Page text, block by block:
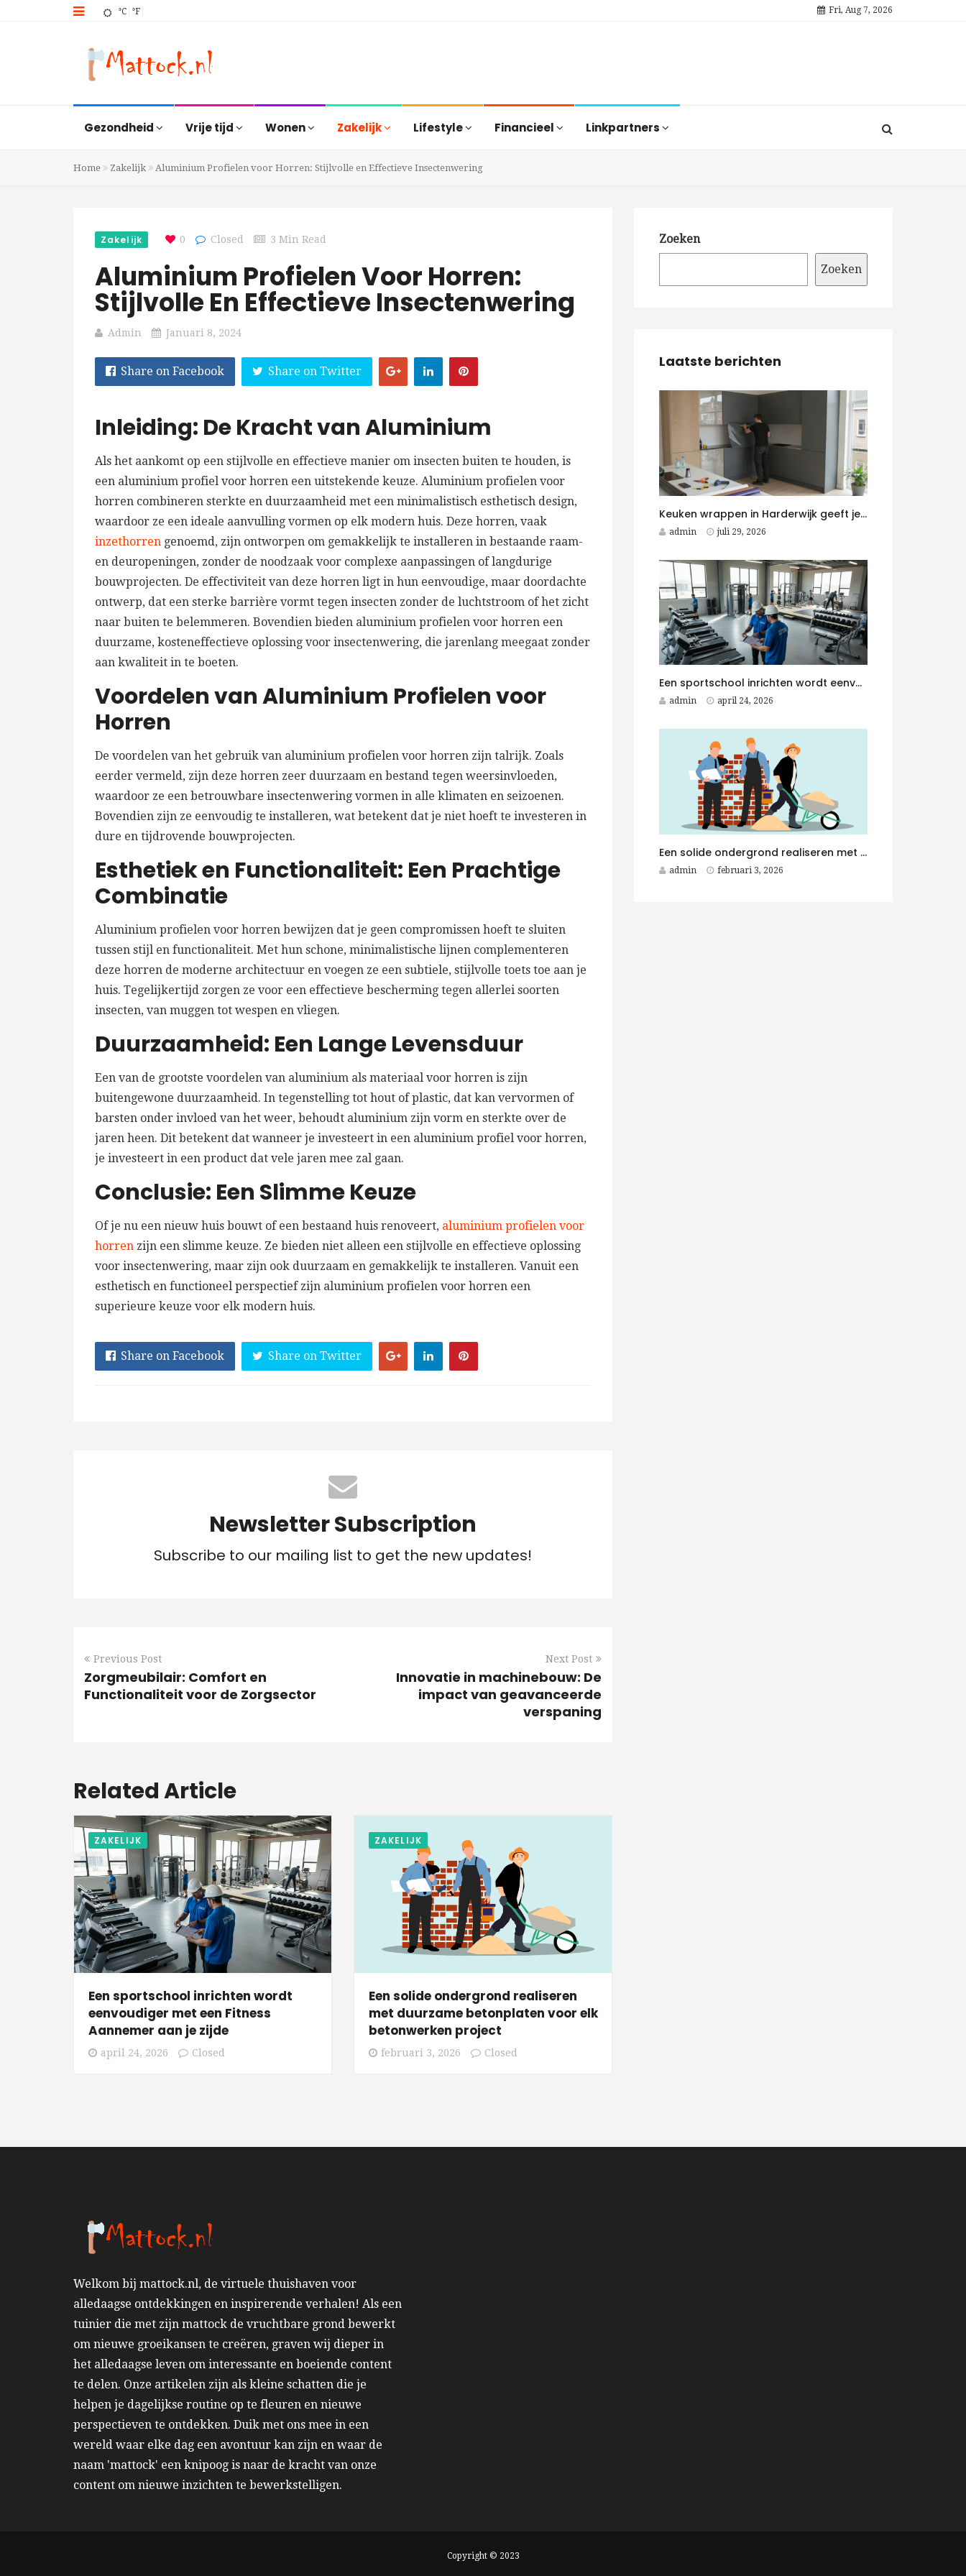
°C °F Fri, Aug 7, 2026
Gezondheid Vrije tijd Wonen Zakelijk Lifestyle Financieel Linkpartners
Home Zakelijk Aluminium Profielen voor Horren: Stijlvolle en Effectieve Insectenwering
Zakelijk 0 Closed 3 Min Read
Aluminium Profielen Voor Horren:
Stijlvolle En Effectieve Insectenwering
Admin Januari 8, 2024
Share on Facebook Share on Twitter
Inleiding: De Kracht van Aluminium
Als het aankomt op een stijlvolle en effectieve manier om insecten buiten te houden, is
een aluminium profiel voor horren een uitstekende keuze. Aluminium profielen voor
horren combineren sterkte en duurzaamheid met een minimalistisch esthetisch design,
waardoor ze een ideale aanvulling vormen op elk modern huis. Deze horren, vaak
inzethorren genoemd, zijn ontworpen om gemakkelijk te installeren in bestaande raam-
en deuropeningen, zonder de noodzaak voor complexe aanpassingen of langdurige
bouwprojecten. De effectiviteit van deze horren ligt in hun eenvoudige, maar doordachte
ontwerp, dat een sterke barrière vormt tegen insecten zonder de luchtstroom of het zicht
naar buiten te belemmeren. Bovendien bieden aluminium profielen voor horren een
duurzame, kosteneffectieve oplossing voor insectenwering, die jarenlang meegaat zonder
aan kwaliteit in te boeten.
Voordelen van Aluminium Profielen voor
Horren
De voordelen van het gebruik van aluminium profielen voor horren zijn talrijk. Zoals
eerder vermeld, zijn deze horren zeer duurzaam en bestand tegen weersinvloeden,
waardoor ze een betrouwbare insectenwering vormen in alle klimaten en seizoenen.
Bovendien zijn ze eenvoudig te installeren, wat betekent dat je niet hoeft te investeren in
dure en tijdrovende bouwprojecten.
Esthetiek en Functionaliteit: Een Prachtige
Combinatie
Aluminium profielen voor horren bewijzen dat je geen compromissen hoeft te sluiten
tussen stijl en functionaliteit. Met hun schone, minimalistische lijnen complementeren
deze horren de moderne architectuur en voegen ze een subtiele, stijlvolle toets toe aan je
huis. Tegelijkertijd zorgen ze voor een effectieve bescherming tegen allerlei soorten
insecten, van muggen tot wespen en vliegen.
Duurzaamheid: Een Lange Levensduur
Een van de grootste voordelen van aluminium als materiaal voor horren is zijn
buitengewone duurzaamheid. In tegenstelling tot hout of plastic, dat kan vervormen of
barsten onder invloed van het weer, behoudt aluminium zijn vorm en sterkte over de
jaren heen. Dit betekent dat wanneer je investeert in een aluminium profiel voor horren,
je investeert in een product dat vele jaren mee zal gaan.
Conclusie: Een Slimme Keuze
Of je nu een nieuw huis bouwt of een bestaand huis renoveert, aluminium profielen voor
horren zijn een slimme keuze. Ze bieden niet alleen een stijlvolle en effectieve oplossing
voor insectenwering, maar zijn ook duurzaam en gemakkelijk te installeren. Vanuit een
esthetisch en functioneel perspectief zijn aluminium profielen voor horren een
superieure keuze voor elk modern huis.
Share on Facebook Share on Twitter
Newsletter Subscription
Subscribe to our mailing list to get the new updates!
Previous Post
Zorgmeubilair: Comfort en
Functionaliteit voor de Zorgsector
Next Post
Innovatie in machinebouw: De
impact van geavanceerde
verspaning
Related Article
ZAKELIJK
Een sportschool inrichten wordt
eenvoudiger met een Fitness
Aannemer aan je zijde
april 24, 2026 Closed
ZAKELIJK
Een solide ondergrond realiseren
met duurzame betonplaten voor elk
betonwerken project
februari 3, 2026 Closed
Zoeken
Zoeken
Laatste berichten
Keuken wrappen in Harderwijk geeft je keuken snel een moderne upgrade
admin juli 29, 2026
Een sportschool inrichten wordt eenvoudiger met een Fitness Aannemer aan je zijde
admin april 24, 2026
Een solide ondergrond realiseren met duurzame betonplaten voor elk betonwerken project
admin februari 3, 2026
Welkom bij mattock.nl, de virtuele thuishaven voor
alledaagse ontdekkingen en inspirerende verhalen! Als een
tuinier die met zijn mattock de vruchtbare grond bewerkt
om nieuwe groeikansen te creëren, graven wij dieper in
het alledaagse leven om interessante en boeiende content
te delen. Onze artikelen zijn als kleine schatten die je
helpen je dagelijkse routine op te fleuren en nieuwe
perspectieven te ontdekken. Duik met ons mee in een
wereld waar elke dag een avontuur kan zijn en waar de
naam 'mattock' een knipoog is naar de kracht van onze
content om nieuwe inzichten te bewerkstelligen.
Copyright © 2023